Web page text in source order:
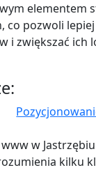
elementem
co pozwoli
i zwiększać ich
w
kilku